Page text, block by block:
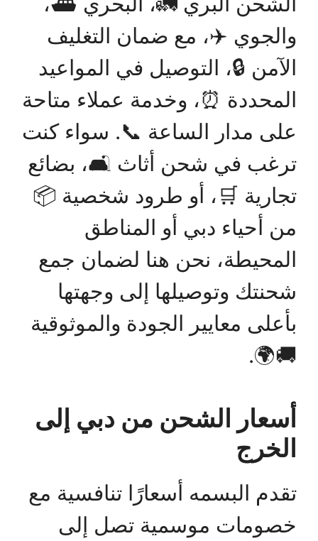
والجوي ✈️، مع ضمان التغليف
الآمن 🔒، التوصيل في المواعيد
المحددة ⏰، وخدمة عملاء متاحة
على مدار الساعة 📞. سواء كنت
ترغب في شحن أثاث 🛋️، بضائع
تجارية 🛒، أو طرود شخصية 📦
من أحياء دبي أو المناطق
المحيطة، نحن هنا لضمان جمع
شحنتك وتوصيلها إلى وجهتها
بأعلى معايير الجودة والموثوقية
🚚🌍.
أسعار الشحن من دبي إلى
الخرج
تقدم البسمه أسعارًا تنافسية مع
خصومات موسمية تصل إلى